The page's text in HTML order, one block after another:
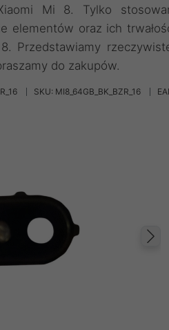
Mi 8. Tylko
elementów oraz ich
Przedstawiamy
do zakupów.
SKU: MI8_64GB_BK_BZR_16